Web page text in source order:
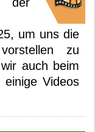
um uns die
zu
auch beim
Videos